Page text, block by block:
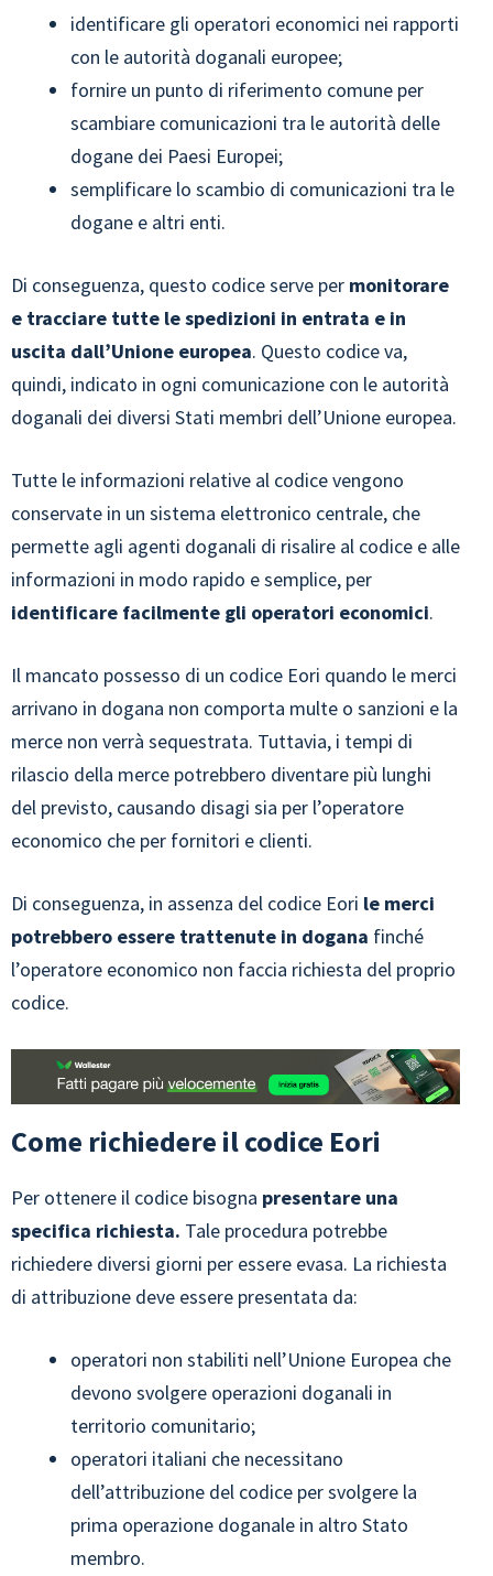
identificare gli operatori economici nei rapporti
con le autorità doganali europee;
fornire un punto di riferimento comune per
scambiare comunicazioni tra le autorità delle
dogane dei Paesi Europei;
semplificare lo scambio di comunicazioni tra le
dogane e altri enti.
Di conseguenza, questo codice serve per monitorare
e tracciare tutte le spedizioni in entrata e in
uscita dall’Unione europea. Questo codice va,
quindi, indicato in ogni comunicazione con le autorità
doganali dei diversi Stati membri dell’Unione europea.
Tutte le informazioni relative al codice vengono
conservate in un sistema elettronico centrale, che
permette agli agenti doganali di risalire al codice e alle
informazioni in modo rapido e semplice, per
identificare facilmente gli operatori economici.
Il mancato possesso di un codice Eori quando le merci
arrivano in dogana non comporta multe o sanzioni e la
merce non verrà sequestrata. Tuttavia, i tempi di
rilascio della merce potrebbero diventare più lunghi
del previsto, causando disagi sia per l’operatore
economico che per fornitori e clienti.
Di conseguenza, in assenza del codice Eori le merci
potrebbero essere trattenute in dogana finché
l’operatore economico non faccia richiesta del proprio
codice.
Come richiedere il codice Eori
Per ottenere il codice bisogna presentare una
specifica richiesta. Tale procedura potrebbe
richiedere diversi giorni per essere evasa. La richiesta
di attribuzione deve essere presentata da:
operatori non stabiliti nell’Unione Europea che
devono svolgere operazioni doganali in
territorio comunitario;
operatori italiani che necessitano
dell’attribuzione del codice per svolgere la
prima operazione doganale in altro Stato
membro.